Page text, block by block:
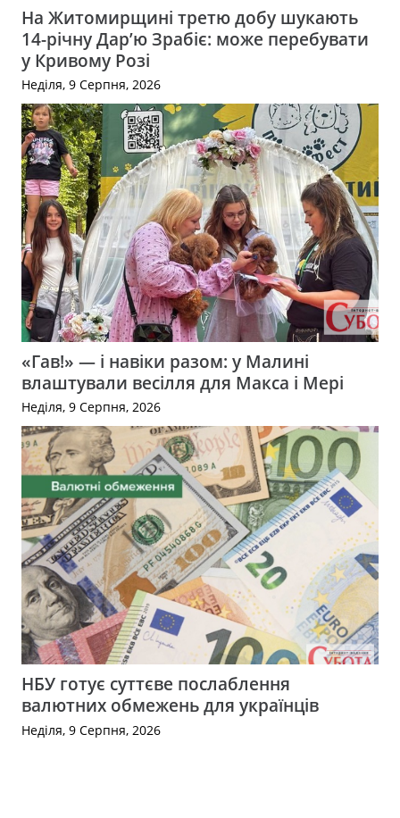
На Житомирщині третю добу шукають
14-річну Дар’ю Зрабіє: може перебувати
у Кривому Розі
Неділя, 9 Серпня, 2026
«Гав!» — і навіки разом: у Малині
влаштували весілля для Макса і Мері
Неділя, 9 Серпня, 2026
НБУ готує суттєве послаблення
валютних обмежень для українців
Неділя, 9 Серпня, 2026